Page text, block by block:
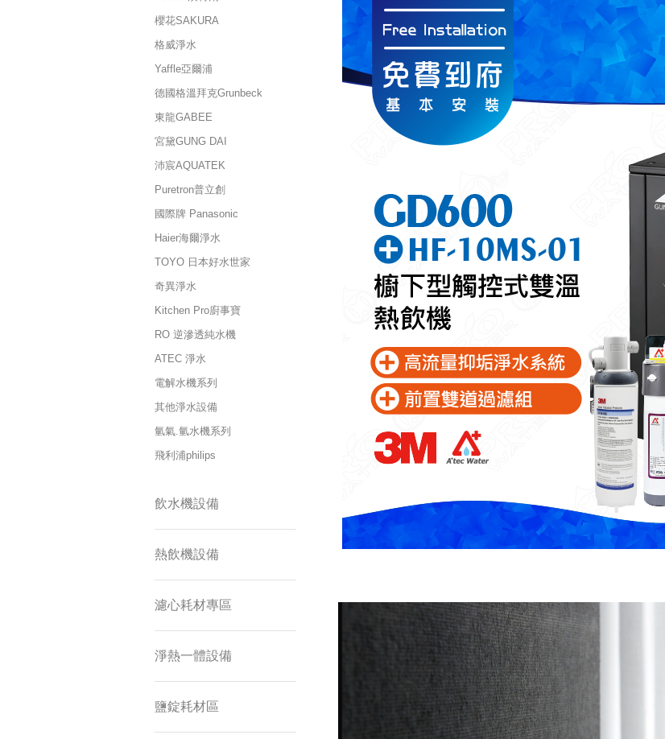
櫻花SAKURA
格威淨水
Yaffle亞爾浦
德國格溫拜克Grunbeck
東龍GABEE
宮黛GUNG DAI
沛宸AQUATEK
Puretron普立創
國際牌 Panasonic
Haier海爾淨水
TOYO 日本好水世家
奇異淨水
Kitchen Pro廚事寶
RO 逆滲透純水機
ATEC 淨水
電解水機系列
其他淨水設備
氫氣.氫水機系列
飛利浦philips
飲水機設備
熱飲機設備
濾心耗材專區
淨熱一體設備
鹽錠耗材區